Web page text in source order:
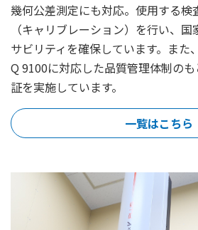
幾何公差測定にも対応。使用する検
（キャリブレーション）を行い、
サビリティを確保しています。また
Q 9100に対応した品質管理体制の
証を実施しています。
一覧はこちら